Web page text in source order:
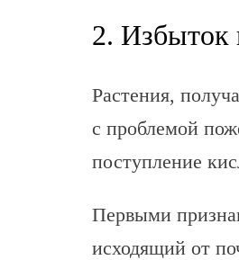
2. Избыток
Растения,
с проблемой
поступление
Первыми
исходящий от